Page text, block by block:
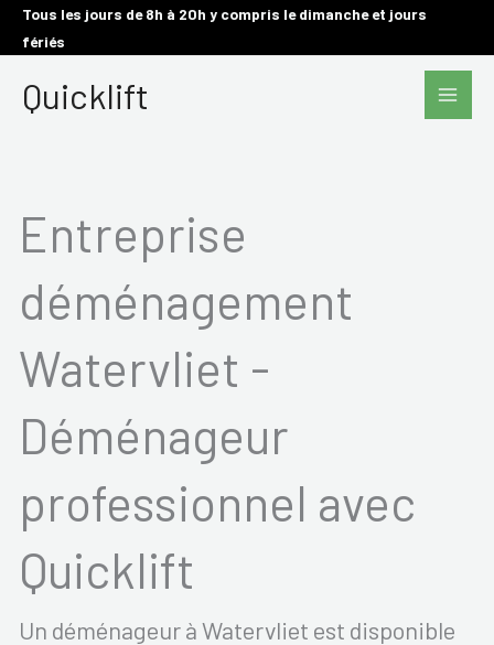
AllerTous les jours de 8h à 20h y compris le dimanche et jours
fériés
Quicklift
Main
Entreprise
déménagement
Watervliet -
Déménageur
professionnel avec
Quicklift
Un déménageur à Watervliet est disponible